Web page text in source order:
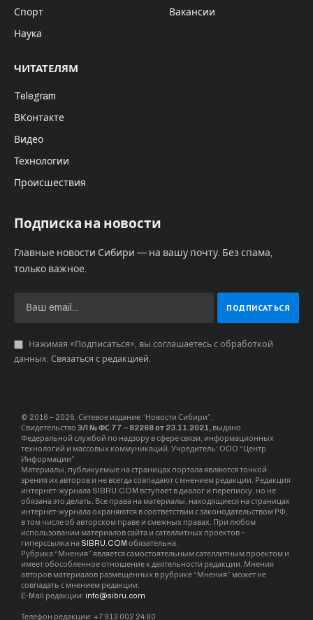
Спорт
Наука
Вакансии
ЧИТАТЕЛЯМ
Telegram
ВКонтакте
Видео
Технологии
Происшествия
Подписка на новости
Главные новости Сибири — на вашу почту. Без спама,
только важное.
Нажимая «Подписаться», вы соглашаетесь с обработкой
данных. Связаться с редакцией
© 2016 – 2026, Сетевое издание “Новости Сибири”.
Свидетельство ЭЛ № ФС 77 – 82268 от 23.11.2021, выдано
Федеральной службой по надзору в сфере связи, информационных
технологий и массовых коммуникаций. Учредитель: ООО “Центр
Информации”
Материалы, публикуемые на страницах портала являются точкой
зрения их авторов и не всегда совпадают с мнением редакции. Редакция
интернет-журнала SIBRU.COM вступает в диалог и переписку, но не
обязана это делать. Все права на материалы, находящиеся на страницах
интернет-журнала охраняются в соответствии с законодательством РФ,
в том числе об авторском праве и смежных правах. При любом
использовании материалов сайта и сателлитных проектов –
гиперссылка на SIBRU.COM обязательна.
Рубрика “Мнения” является самостоятельным сателлитным проектом и
имеет обособленное отношение к деятельности редакции. Мнения
авторов материалов размещенных в рубрике “Мнения” может не
совпадать с мнением редакции.
E-Mail редакции: info@sibru.com
Телефон редакции: +7 913 002 24 80